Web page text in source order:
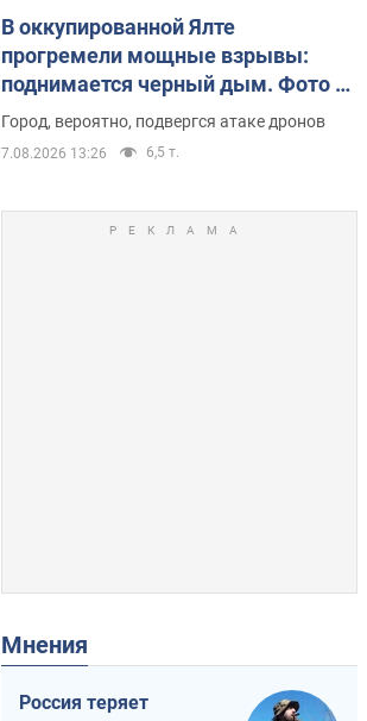
В оккупированной Ялте
прогремели мощные взрывы:
поднимается черный дым. Фото и
видео
Город, вероятно, подвергся атаке дронов
7.08.2026 13:26 6,5 т.
Мнения
Россия теряет